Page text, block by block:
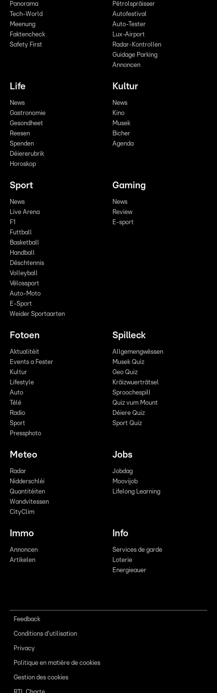
Panorama
Tech-World
Meenung
Faktencheck
Safety First
Pëtrolspräisser
Autofestival
Auto-Tester
Lux-Airport
Radar-Kontrollen
Guidage Parking
Annoncen
Life
News
Gastronomie
Gesondheet
Reesen
Spenden
Déiererubrik
Horoskop
Kultur
News
Kino
Musek
Bicher
Agenda
Sport
News
Live Arena
F1
Futtball
Basketball
Handball
Dëschtennis
Volleyball
Vëlossport
Auto-Moto
E-Sport
Weider Sportaarten
Gaming
News
Review
E-sport
Fotoen
Aktualitéit
Events a Fester
Kultur
Lifestyle
Auto
Télé
Radio
Sport
Pressphoto
Spilleck
Allgemengwëssen
Musek Quiz
Geo Quiz
Kräizwuerträtsel
Sproochespill
Quiz vum Mount
Déiere Quiz
Sport Quiz
Meteo
Radar
Nidderschléi
Quantitéiten
Wandvitessen
CityClim
Jobs
Jobdag
Moovijob
Lifelong Learning
Immo
Annoncen
Artikelen
Info
Services de garde
Loterie
Energieauer
Feedback
Conditions d'utilisation
Privacy
Politique en matière de cookies
Gestion des cookies